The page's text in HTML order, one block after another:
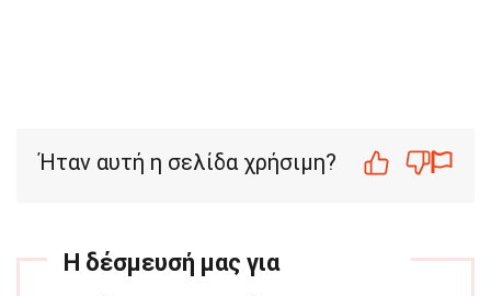
Ήταν αυτή η σελίδα χρήσιμη?
Η δέσμευσή μας για